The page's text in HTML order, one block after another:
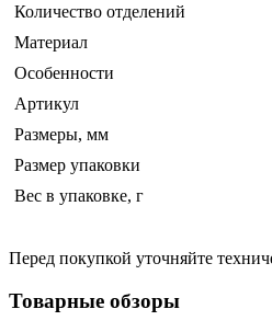
Количество отделений
Материал
Особенности
Артикул
Размеры, мм
Размер упаковки
Вес в упаковке, г
Перед покупкой уточняйте
Товарные обзоры